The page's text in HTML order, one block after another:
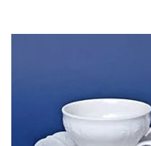
pecemi a
dekoračních
známku LC a Thun